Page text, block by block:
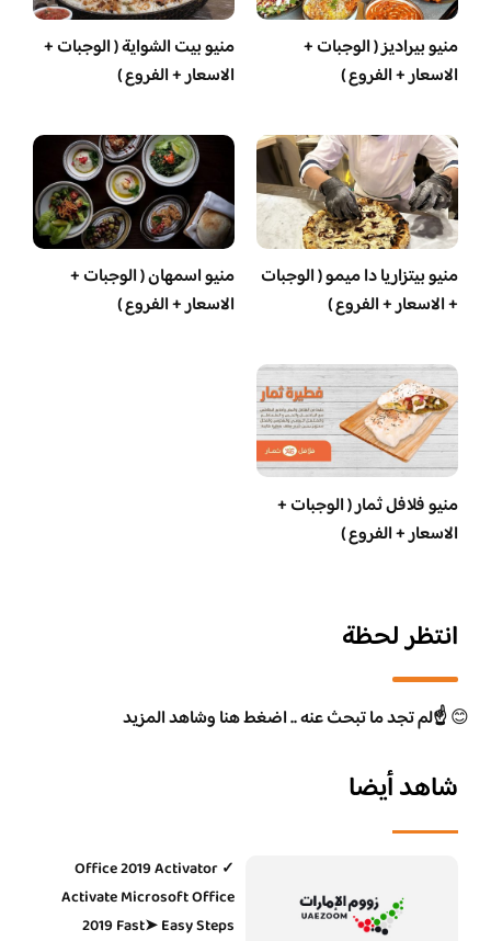
منيو بيراديز ( الوجبات +
الاسعار + الفروع )
منيو بيت الشواية ( الوجبات +
الاسعار + الفروع )
منيو بيتزاريا دا ميمو ( الوجبات
+ الاسعار + الفروع )
منيو اسمهان ( الوجبات +
الاسعار + الفروع )
منيو فلافل ثمار ( الوجبات +
الاسعار + الفروع )
انتظر لحظة
😊☝️لم تجد ما تبحث عنه .. اضغط هنا وشاهد المزيد
شاهد أيضا
Office 2019 Activator ✓
Activate Microsoft Office
2019 Fast➤ Easy Steps